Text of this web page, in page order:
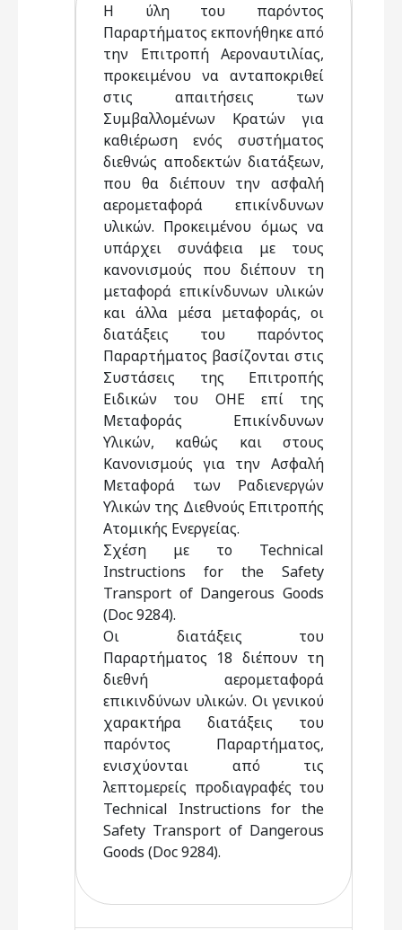
Η ύλη του παρόντος
Παραρτήματος εκπονήθηκε από
την Επιτροπή Αεροναυτιλίας,
προκειμένου να ανταποκριθεί
στις απαιτήσεις των
Συμβαλλομένων Κρατών για
καθιέρωση ενός συστήματος
διεθνώς αποδεκτών διατάξεων,
που θα διέπουν την ασφαλή
αερομεταφορά επικίνδυνων
υλικών. Προκειμένου όμως να
υπάρχει συνάφεια με τους
κανονισμούς που διέπουν τη
μεταφορά επικίνδυνων υλικών
και άλλα μέσα μεταφοράς, οι
διατάξεις του παρόντος
Παραρτήματος βασίζονται στις
Συστάσεις της Επιτροπής
Ειδικών του ΟΗΕ επί της
Μεταφοράς Επικίνδυνων
Υλικών, καθώς και στους
Κανονισμούς για την Ασφαλή
Μεταφορά των Ραδιενεργών
Υλικών της Διεθνούς Επιτροπής
Ατομικής Ενεργείας.
Σχέση με το Technical
Instructions for the Safety
Transport of Dangerous Goods
(Doc 9284).
Οι διατάξεις του
Παραρτήματος 18 διέπουν τη
διεθνή αερομεταφορά
επικινδύνων υλικών. Οι γενικού
χαρακτήρα διατάξεις του
παρόντος Παραρτήματος,
ενισχύονται από τις
λεπτομερείς προδιαγραφές του
Technical Instructions for the
Safety Transport of Dangerous
Goods (Doc 9284).